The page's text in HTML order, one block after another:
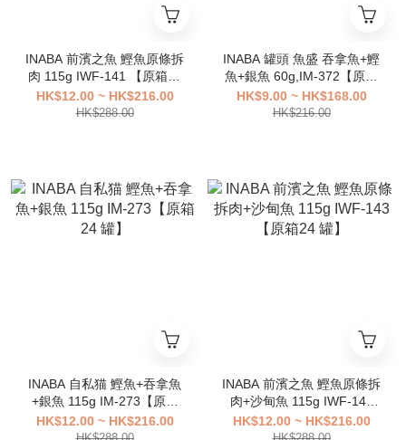
INABA 前濱之魚 鰹魚原條拆
肉 115g IWF-141 【原箱24
罐】
HK$12.00 ~ HK$216.00
HK$288.00
INABA 罐頭 魚盛 吞拿魚+鰹
魚+銀魚 60g,IM-372【原箱
24 罐】
HK$9.00 ~ HK$168.00
HK$216.00
INABA 自私猫 鰹魚+吞拿魚
+銀魚 115g IM-273【原箱
24 罐】
HK$12.00 ~ HK$216.00
INABA 前濱之魚 鰹魚原條拆
肉+沙甸魚 115g IWF-143
【原箱24 罐】
HK$12.00 ~ HK$216.00